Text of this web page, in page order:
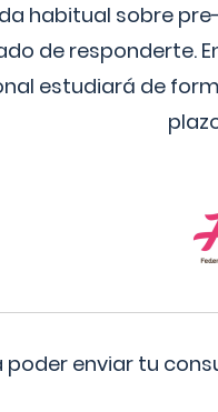
habitual sobre
de responderte.
estudiará de
poder enviar tu